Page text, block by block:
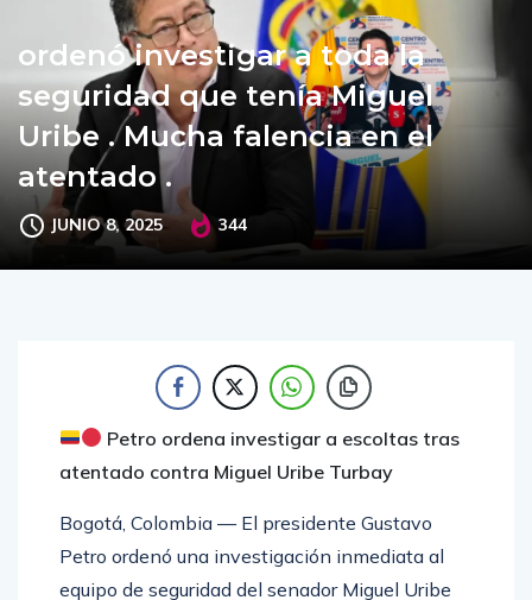
ordenó investigar a toda la
seguridad que tenía Miguel
Uribe . Mucha falencia en el
atentado .
JUNIO 8, 2025 344
Petro ordena investigar a escoltas tras
Bogotá, Colombia — El presidente Gustavo
Petro ordenó una investigación inmediata al